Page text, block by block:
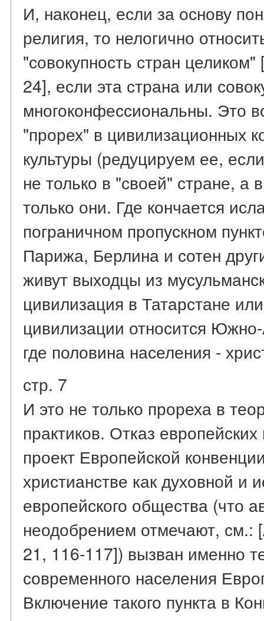
И, наконец, если за основу
религия, то нелогично
"совокупность стран
24], если эта страна или
многоконфессиональны. Это
"прорех" в цивилизационных
культуры (редуцируем ее,
не только в "своей" стране, а
только они. Где кончается
пограничном пропускном
Парижа, Берлина и сотен
живут выходцы из
цивилизация в Татарстане
цивилизации относится
где половина населения -
стр. 7
И это не только прореха в
практиков. Отказ
проект Европейской
христианстве как духовной и
европейского общества (что
неодобрением отмечают, см.:
21, 116-117]) вызван именно
современного населения
Включение такого пункта в